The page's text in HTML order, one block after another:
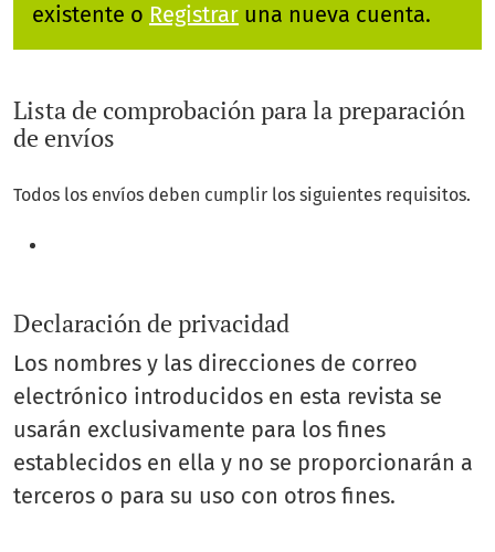
existente o Registrar una nueva cuenta.
Lista de comprobación para la preparación
de envíos
Todos los envíos deben cumplir los siguientes requisitos.
Declaración de privacidad
Los nombres y las direcciones de correo
electrónico introducidos en esta revista se
usarán exclusivamente para los fines
establecidos en ella y no se proporcionarán a
terceros o para su uso con otros fines.